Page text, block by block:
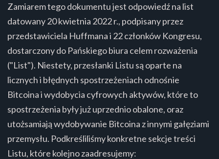
Zamiarem tego dokumentu jest odpowiedź na list
datowany 20 kwietnia 2022 r., podpisany przez
przedstawiciela Huffmana i 22 członków Kongresu,
dostarczony do Pańskiego biura celem rozważenia
("List"). Niestety, przesłanki Listu są oparte na
licznych i błędnych spostrzeżeniach odnośnie
Bitcoina i wydobycia cyfrowych aktywów, które to
spostrzeżenia były już uprzednio obalone, oraz
utożsamiają wydobywanie Bitcoina z innymi gałęziami
przemysłu. Podkreśliliśmy konkretne sekcje treści
Listu, które kolejno zaadresujemy: